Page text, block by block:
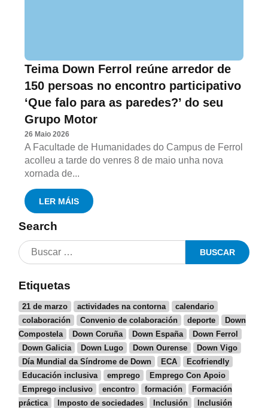
Teima Down Ferrol reúne arredor de
150 persoas no encontro participativo
‘Que falo para as paredes?’ do seu
Grupo Motor
26 Maio 2026
A Facultade de Humanidades do Campus de Ferrol
acolleu a tarde do venres 8 de maio unha nova
xornada de...
LER MÁIS
Search
Etiquetas
21 de marzo actividades na contorna
calendario
colaboración
Convenio de colaboración deporte
Down
Compostela
Down Coruña Down España
Down Ferrol
Down Galicia
Down Lugo Down Ourense
Down Vigo
Día Mundial da Síndrome de Down
ECA
Ecofriendly
Educación inclusiva
emprego
Emprego Con Apoio
Emprego inclusivo
encontro formación
Formación
práctica
Imposto de sociedades Inclusión
Inclusión